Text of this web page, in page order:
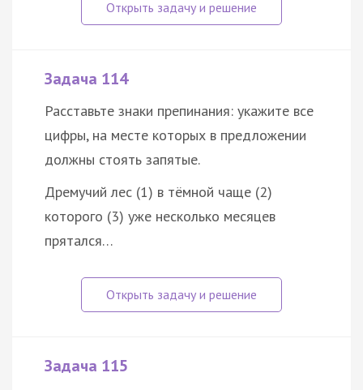
Задача 114
Расставьте знаки препинания: укажите все
цифры, на месте которых в предложении
должны стоять запятые.
Дремучий лес (1) в тёмной чаще (2)
которого (3) уже несколько месяцев
прятался…
Задача 115